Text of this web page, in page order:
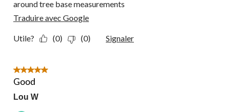
around tree base measurements
Traduire avec Google
Utile? (0) (0) Signaler
5 étoile(s) sur 5.
Good
Lou W